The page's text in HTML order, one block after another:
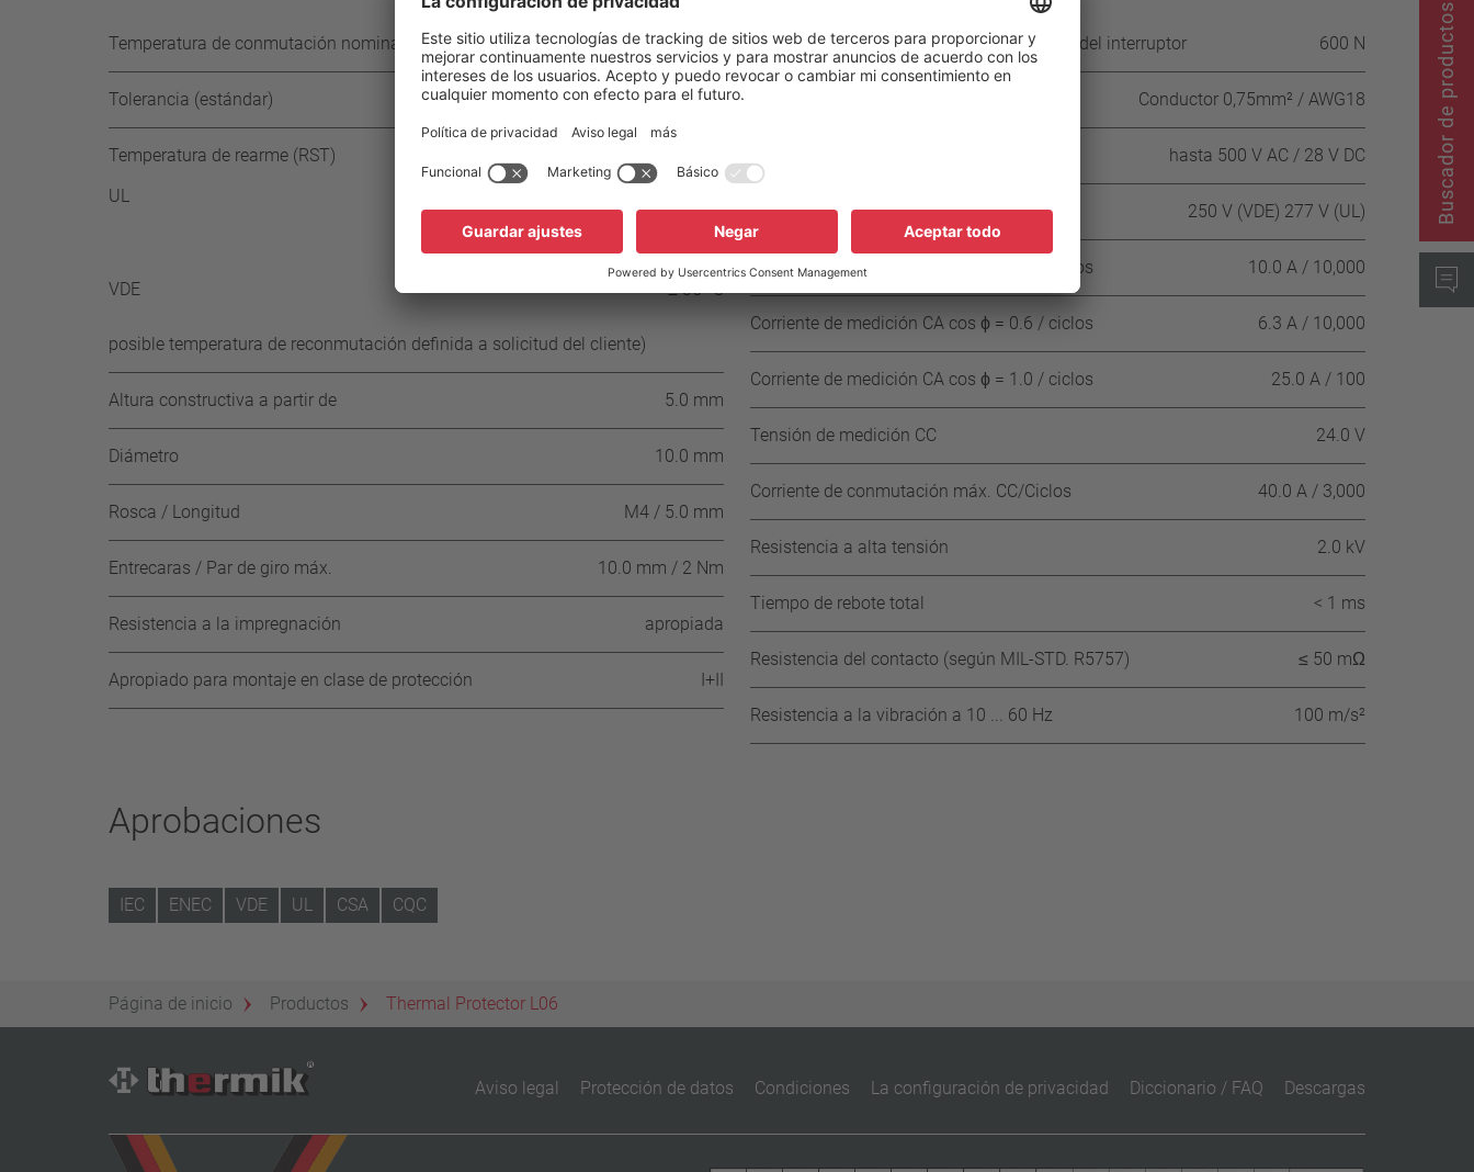
Temperatura de conmutación nominal (NST) en niveles de 5°C 70 °C - 200 °C
Tolerancia (estándar) ±5 K
Temperatura de rearme (RST)
UL
-50 K ± 15 K (≥ 100° C ≤ 180° C NST)
-65 K ± 15 K (≥ 185° C ≤ 200° C NST)
VDE
≥ 35 °C
posible temperatura de reconmutación definida a solicitud del cliente)
Altura constructiva a partir de 5.0 mm
Diámetro 10.0 mm
Rosca / Longitud M4 / 5.0 mm
Entrecaras / Par de giro máx. 10.0 mm / 2 Nm
Resistencia a la impregnación apropiada
Apropiado para montaje en clase de protección I+II
Resistencia a la compresión de la carcasa del interruptor 600 N
Conductor 0,75mm² / AWG18
hasta 500 V AC / 28 V DC
Tensión de medición CA 250 V (VDE) 277 V (UL)
Corriente de medición CA cos ϕ = 1.0 / ciclos 10.0 A / 10,000
Corriente de medición CA cos ϕ = 0.6 / ciclos 6.3 A / 10,000
Corriente de medición CA cos ϕ = 1.0 / ciclos 25.0 A / 100
Tensión de medición CC 24.0 V
Corriente de conmutación máx. CC/Ciclos 40.0 A / 3,000
Resistencia a alta tensión 2.0 kV
Tiempo de rebote total < 1 ms
Resistencia del contacto (según MIL-STD. R5757) ≤ 50 mΩ
Resistencia a la vibración a 10 ... 60 Hz 100 m/s²
Aprobaciones
IEC ENEC VDE UL CSA CQC
Página de inicio Productos Thermal Protector L06
Aviso legal Protección de datos Condiciones La configuración de privacidad Diccionario / FAQ Descargas
Buscador de productos